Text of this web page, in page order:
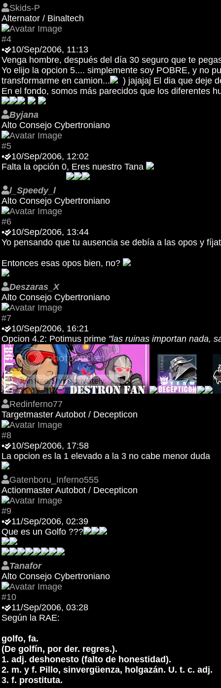
Skids-P
Alternator / Binaltech
#4
•
10/Sep/2006, 11:13
Venga hombre, después del día 30 seguro que te
Yo elijo la opcion 5.... simplemente soy POBRE, y no
transformarme en camion...
) jajajaj El dia que deje
En el fondo, somos más parecidos que los diferentes
Byjana
Alto Consejo Cybertroniano
#5
•
10/Sep/2006, 12:02
Falta la opción 0, Eres nuestro Tana
l_Speedy_l
Alto Consejo Cybertroniano
#6
•
10/Sep/2006, 13:44
Yo pensando que tu ausencia se debía a las opos y
Entonces esas opos bien, no?
Deszaras_X
Alto Consejo Cybertroniano
#7
•
10/Sep/2006, 16:21
Opcion 4.2: Potimus prime "las ruinas importan nada,
Redinferno77
Targetmaster Autobot / Decepticon
#8
•
10/Sep/2006, 17:58
La opcion es la 1 elevado a la 3 no cabe menor duda
Gatenboru_Inferno555
Actionmaster Autobot / Decepticon
#9
•
11/Sep/2006, 02:39
Que es un Golfo ???
Tanafor
Alto Consejo Cybertroniano
#10
•
11/Sep/2006, 03:28
Según la RAE:
golfo, fa.
(De golfín, por der. regres.).
1. adj. deshonesto (falto de honestidad).
2. m. y f. Pillo, sinvergüenza, holgazán. U. t. c. adj.
3. f. prostituta.